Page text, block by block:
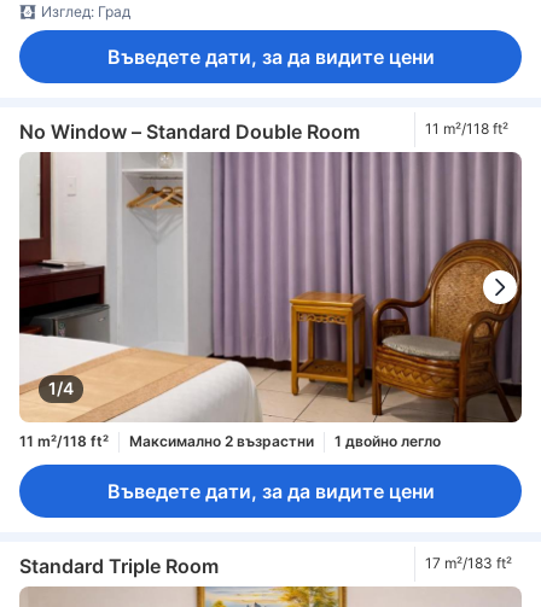
Изглед: Град
Въведете дати, за да видите цени
No Window – Standard Double Room 11 m²/118 ft²
1/4
11 m²/118 ft² Максимално 2 възрастни 1 двойно легло
Въведете дати, за да видите цени
Standard Triple Room 17 m²/183 ft²